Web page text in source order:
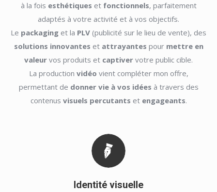
à la fois esthétiques et fonctionnels, parfaitement
adaptés à votre activité et à vos objectifs.
Le packaging et la PLV (publicité sur le lieu de vente), des
solutions innovantes et attrayantes pour mettre en
valeur vos produits et captiver votre public cible.
La production vidéo vient compléter mon offre,
permettant de donner vie à vos idées à travers des
contenus visuels percutants et engageants.
Identité visuelle